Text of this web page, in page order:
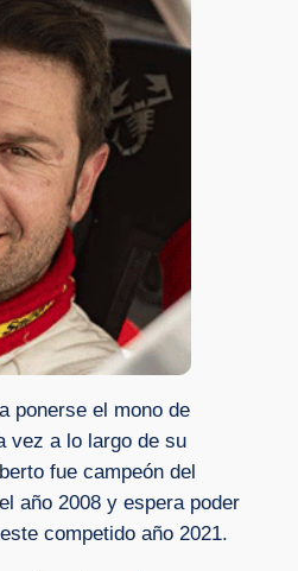
ponerse el mono de
vez a lo largo de su
fue campeón del
año 2008 y espera poder
competido año 2021.